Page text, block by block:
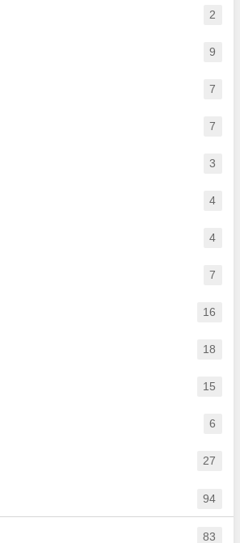
2
9
7
7
3
4
4
7
16
18
15
6
27
94
83